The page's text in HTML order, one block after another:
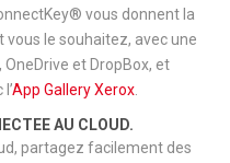
vous donnent la
le souhaitez, avec une
et DropBox, et
App Gallery Xerox.
AU CLOUD.
partagez facilement des